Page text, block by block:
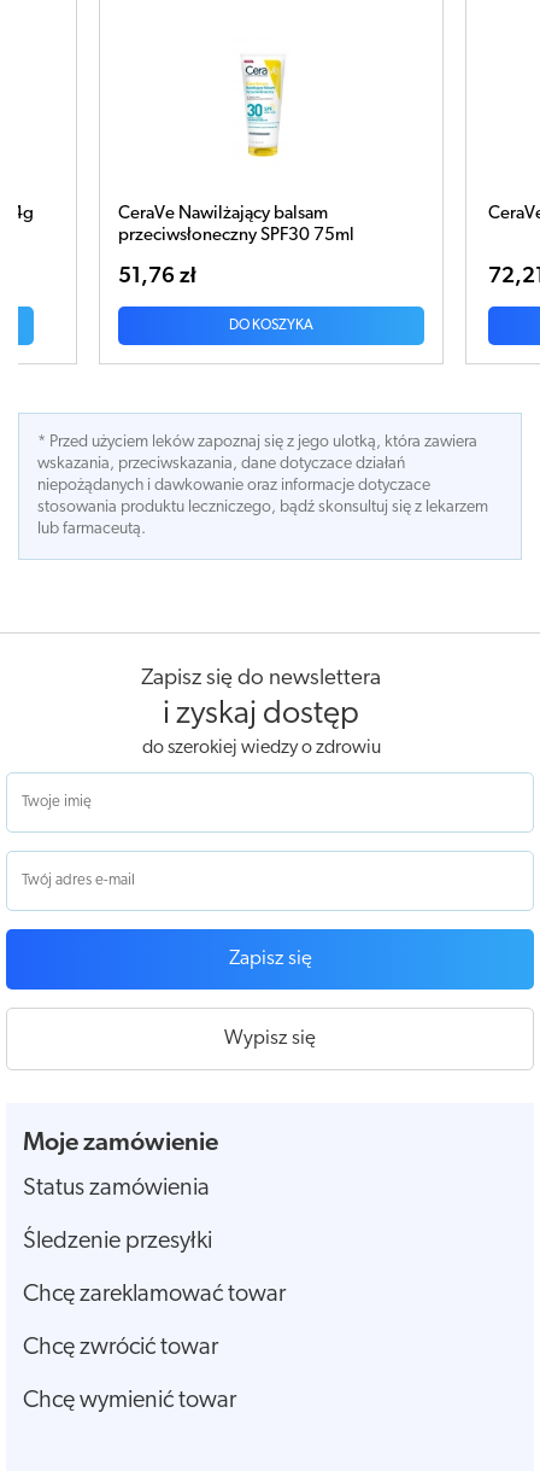
CeraVe Refill Nawilżający balsam 454g
72,21 zł
DO KOSZYKA
* Przed użyciem leków zapoznaj się z jego ulotką, która zawiera
wskazania, przeciwskazania, dane dotyczace działań
niepożądanych i dawkowanie oraz informacje dotyczace
stosowania produktu leczniczego, bądź skonsultuj się z lekarzem
lub farmaceutą.
Zapisz się do newslettera
i zyskaj dostęp
do szerokiej wiedzy o zdrowiu
Zapisz się
Wypisz się
Moje zamówienie
Status zamówienia
Śledzenie przesyłki
Chcę zareklamować towar
Chcę zwrócić towar
Chcę wymienić towar